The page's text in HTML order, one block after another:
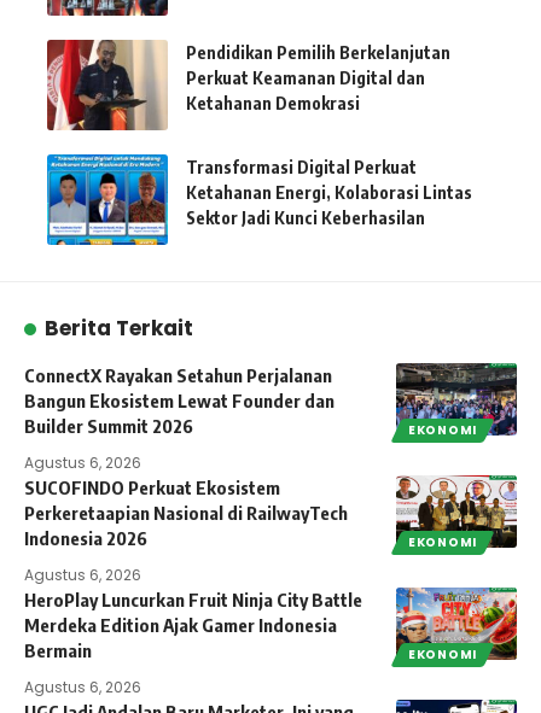
Pendidikan Pemilih Berkelanjutan
Perkuat Keamanan Digital dan
Ketahanan Demokrasi
Transformasi Digital Perkuat
Ketahanan Energi, Kolaborasi Lintas
Sektor Jadi Kunci Keberhasilan
Berita Terkait
EKONOMI
ConnectX Rayakan Setahun Perjalanan
Bangun Ekosistem Lewat Founder dan
Builder Summit 2026
Agustus 6, 2026
EKONOMI
SUCOFINDO Perkuat Ekosistem
Perkeretaapian Nasional di RailwayTech
Indonesia 2026
Agustus 6, 2026
EKONOMI
HeroPlay Luncurkan Fruit Ninja City Battle
Merdeka Edition Ajak Gamer Indonesia
Bermain
Agustus 6, 2026